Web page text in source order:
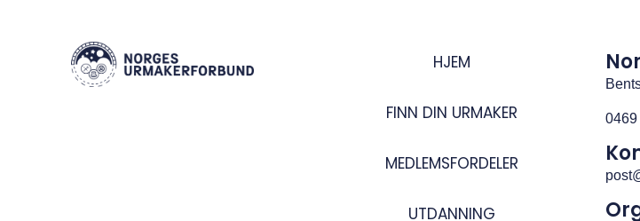
HJEM
FINN DIN URMAKER
MEDLEMSFORDELER
UTDANNING
0469